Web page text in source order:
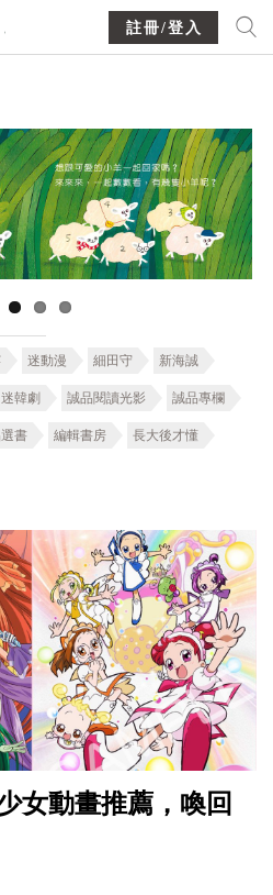
註冊/登入
迷動漫 細田守 新海誠
迷韓劇 誠品閱讀光影 誠品專欄
書 編輯書房 長大後才懂
女動畫推薦，喚回